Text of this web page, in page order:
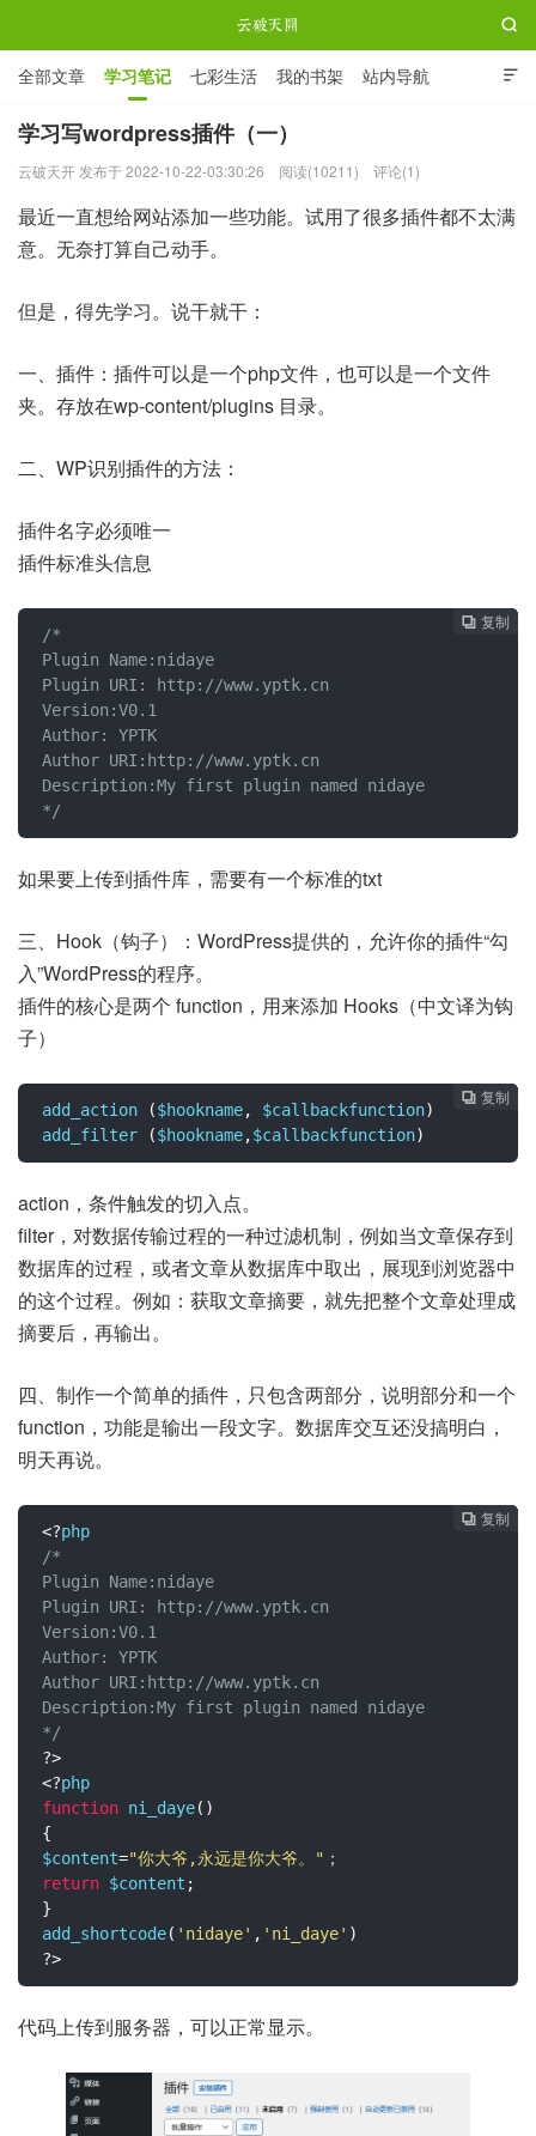

全部文章 学习笔记 七彩生活 我的书架 站内导航
ABOUT ME

学习写wordpress插件（一）
云破天开 发布于 2022-10-22-03:30:26 阅读(10211) 评论(1)
最近一直想给网站添加一些功能。试用了很多插件都不太满
意。无奈打算自己动手。
但是，得先学习。说干就干：
一、插件：插件可以是一个php文件，也可以是一个文件
夹。存放在wp-content/plugins 目录。
二、WP识别插件的方法：
插件名字必须唯一
插件标准头信息
 复制
 复制
 复制
 复制
 复制
 复制
 复制
 复制
 复制
/*
Plugin Name:nidaye
Plugin URI: http://www.yptk.cn
Version:V0.1
Author: YPTK
Author URI:http://www.yptk.cn
Description:My first plugin named nidaye
*/
如果要上传到插件库，需要有一个标准的txt
三、Hook（钩子）：WordPress提供的，允许你的插件“勾
入”WordPress的程序。
插件的核心是两个 function，用来添加 Hooks（中文译为钩
子）
 复制
 复制
 复制
 复制
 复制
 复制
 复制
 复制
add_action ($hookname, $callbackfunction)
add_filter
($hookname,$callbackfunction)
action，条件触发的切入点。
filter，对数据传输过程的一种过滤机制，例如当文章保存到
数据库的过程，或者文章从数据库中取出，展现到浏览器中
的这个过程。例如：获取文章摘要，就先把整个文章处理成
摘要后，再输出。
四、制作一个简单的插件，只包含两部分，说明部分和一个
function，功能是输出一段文字。数据库交互还没搞明白，
明天再说。
 复制
 复制
 复制
 复制
 复制
 复制
 复制
<?
/*
Plugin Name:nidaye
Plugin URI: http://www.yptk.cn
Version:V0.1
Author: YPTK
Author URI:http://www.yptk.cn
Description:My first plugin named nidaye
*/
?>
<?
function ni_daye()
{
$content="你大爷,永远是你大爷。" ；
return $content ;
}
add_shortcode( 'nidaye' , 'ni_daye' )
?>
代码上传到服务器，可以正常显示。